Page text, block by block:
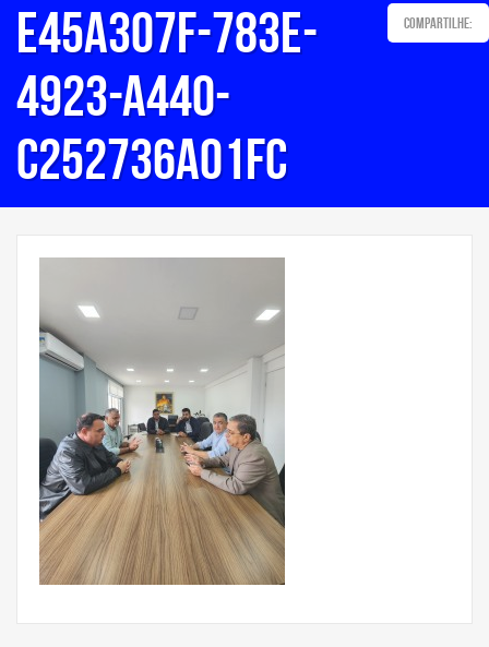
e45a307f-783e-
4923-a440-
c252736a01fc
Compartilhe: